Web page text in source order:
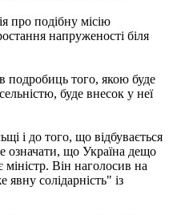
про подібну місію
напруженості біля
подробиць того, якою буде
буде внесок у неї
і до того, що відбувається
означати, що Україна дещо
Він наголосив на
солідарність" із